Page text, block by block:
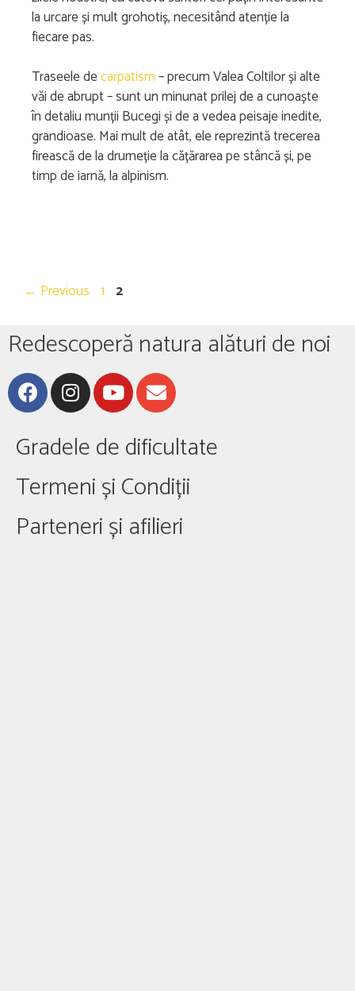
la urcare și mult grohotiș, necesitând atenție la
fiecare pas.
Traseele decarpatism– precum Valea Coltilor și alte
văi de abrupt – sunt un minunat prilej de a cunoaște
în detaliu munții Bucegi și de a vedea peisaje inedite,
grandioase. Mai mult de atât, ele reprezintă trecerea
firească de la drumeție la cățărarea pe stâncă și, pe
timp de iarnă, la alpinism.
← Previous 1 2
Redescoperă natura alături de noi
Gradele de dificultate
Termeni și Condiții
Parteneri și afilieri